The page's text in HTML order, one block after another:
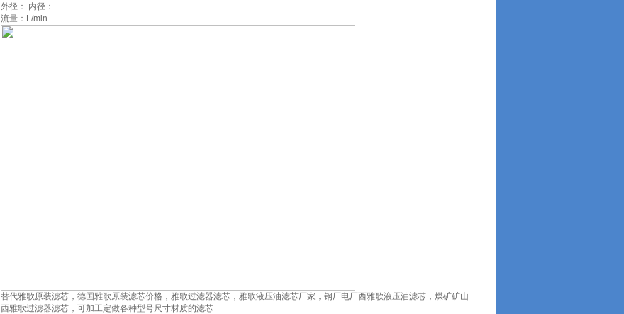
外径： 内径：
流量：L/min
替代雅歌原装滤芯，德国雅歌原装滤芯价格，雅歌过滤器滤芯，雅歌液压油滤芯厂家，钢厂电厂西雅歌液压油滤芯，煤矿矿山
西雅歌过滤器滤芯，可加工定做各种型号尺寸材质的滤芯